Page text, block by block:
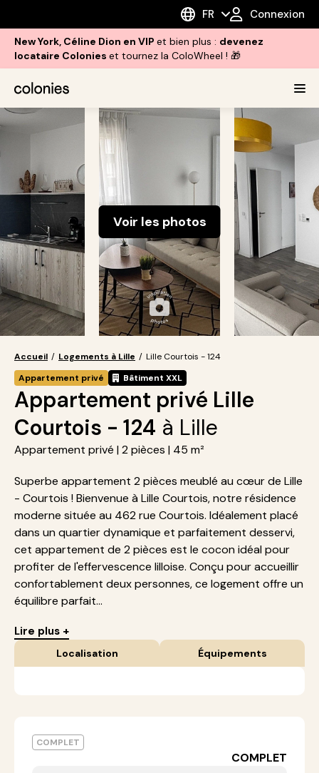
FR Connexion
New York, Céline Dion en VIP et bien plus : devenez
locataire Colonies et tournez la ColoWheel ! 🎁
Voir les photos
Accueil / Logements à Lille / Lille Courtois - 124
Appartement privé
Bâtiment XXL
Appartement privé Lille
Courtois - 124 à Lille
Appartement privé | 2 pièces | 45 m²
Superbe appartement 2 pièces meublé au cœur de Lille
- Courtois ! Bienvenue à Lille Courtois, notre résidence
moderne située au 462 rue Courtois. Idéalement placé
dans un quartier dynamique et parfaitement desservi,
cet appartement de 2 pièces est le cocon idéal pour
profiter de l'effervescence lilloise. Conçu pour accueillir
confortablement deux personnes, ce logement offre un
équilibre parfait...
Lire plus +
Localisation Équipements
COMPLET
COMPLET